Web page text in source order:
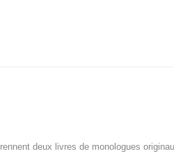
deux livres de monologues